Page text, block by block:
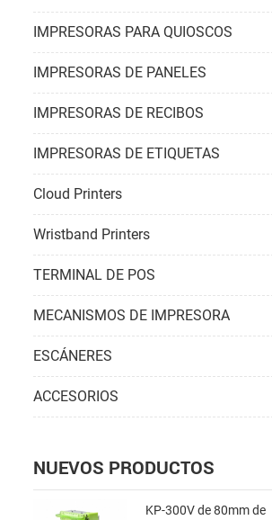
IMPRESORAS PARA QUIOSCOS
IMPRESORAS DE PANELES
IMPRESORAS DE RECIBOS
IMPRESORAS DE ETIQUETAS
Cloud Printers
Wristband Printers
TERMINAL DE POS
MECANISMOS DE IMPRESORA
ESCÁNERES
ACCESORIOS
NUEVOS PRODUCTOS
KP-300V de 80mm de